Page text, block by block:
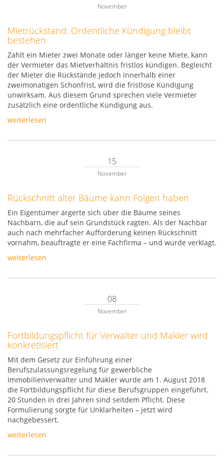
November
Mietrückstand: Ordentliche Kündigung bleibt
bestehen
Zahlt ein Mieter zwei Monate oder länger keine Miete, kann
der Vermieter das Mietverhältnis fristlos kündigen. Begleicht
der Mieter die Rückstände jedoch innerhalb einer
zweimonatigen Schonfrist, wird die fristlose Kündigung
unwirksam. Aus diesem Grund sprechen viele Vermieter
zusätzlich eine ordentliche Kündigung aus.
weiterlesen
15
November
Rückschnitt alter Bäume kann Folgen haben
Ein Eigentümer ärgerte sich über die Bäume seines
Nachbarn, die auf sein Grundstück ragten. Als der Nachbar
auch nach mehrfacher Aufforderung keinen Rückschnitt
vornahm, beauftragte er eine Fachfirma – und wurde verklagt.
weiterlesen
08
November
Fortbildungspflicht für Verwalter und Makler wird
konkretisiert
Mit dem Gesetz zur Einführung einer
Berufszulassungsregelung für gewerbliche
Immobilienverwalter und Makler wurde am 1. August 2018
die Fortbildungspflicht für diese Berufsgruppen eingeführt.
20 Stunden in drei Jahren sind seitdem Pflicht. Diese
Formulierung sorgte für Unklarheiten – jetzt wird
nachgebessert.
weiterlesen